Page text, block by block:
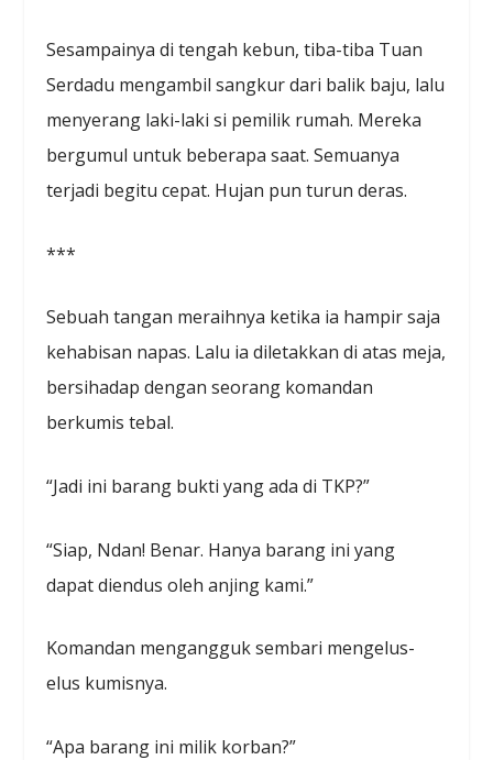
Sesampainya di tengah kebun, tiba-tiba Tuan
Serdadu mengambil sangkur dari balik baju, lalu
menyerang laki-laki si pemilik rumah. Mereka
bergumul untuk beberapa saat. Semuanya
terjadi begitu cepat. Hujan pun turun deras.
***
Sebuah tangan meraihnya ketika ia hampir saja
kehabisan napas. Lalu ia diletakkan di atas meja,
bersihadap dengan seorang komandan
berkumis tebal.
“Jadi ini barang bukti yang ada di TKP?”
“Siap, Ndan! Benar. Hanya barang ini yang
dapat diendus oleh anjing kami.”
Komandan mengangguk sembari mengelus-
elus kumisnya.
“Apa barang ini milik korban?”